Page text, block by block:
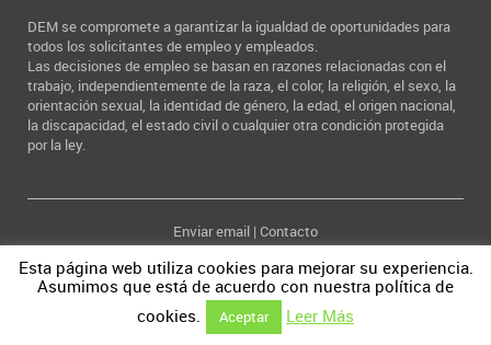
DEM se compromete a garantizar la igualdad de oportunidades para
todos los solicitantes de empleo y empleados.
Las decisiones de empleo se basan en razones relacionadas con el
trabajo, independientemente de la raza, el color, la religión, el sexo, la
orientación sexual, la identidad de género, la edad, el origen nacional,
la discapacidad, el estado civil o cualquier otra condición protegida
por la ley.
Enviar email | Contacto
Copyright © 2026 DEM | Todos los derechos reservados | Torpedero
Tucumán 12 - bajo | 28016 Madrid (ESPAÑA)
Esta página web utiliza cookies para mejorar su experiencia.
Asumimos que está de acuerdo con nuestra política de
cookies.
Aceptar Leer Más